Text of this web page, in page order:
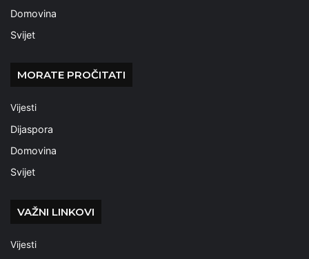
Domovina
Svijet
MORATE PROČITATI
Vijesti
Dijaspora
Domovina
Svijet
VAŽNI LINKOVI
Vijesti